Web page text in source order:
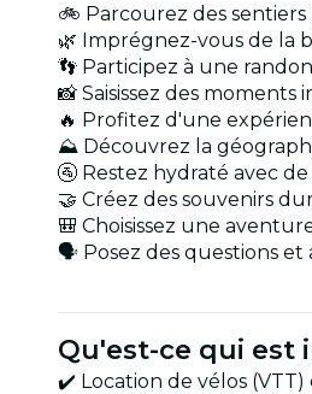
🚲 Parcourez des
🌿 Imprégnez-vous de la
👣 Participez à une
📸 Saisissez des
🔥 Profitez d'une
⛰️ Découvrez la
🚰 Restez hydraté avec
🤝 Créez des souvenirs
🎒 Choisissez une
🗣️ Posez des questions et
Qu'est-ce qui est
✔️ Location de vélos (VTT)